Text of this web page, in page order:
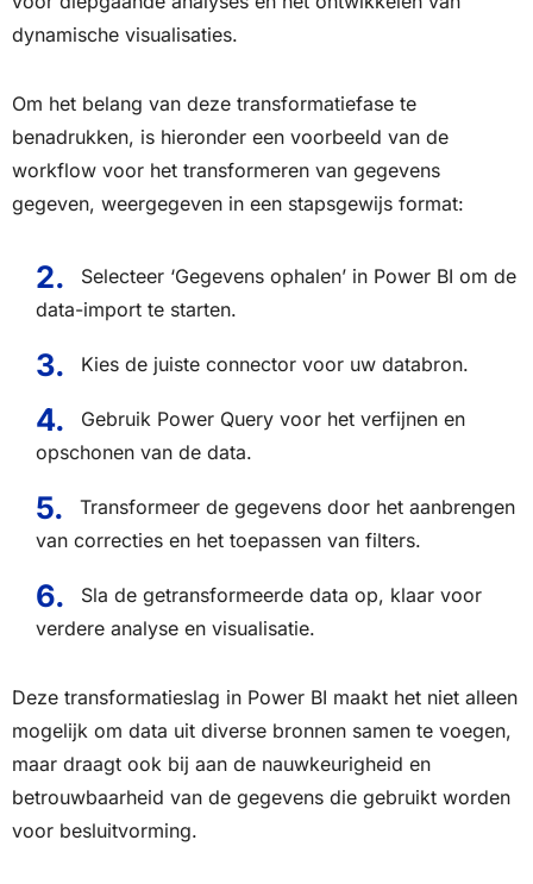
dynamische visualisaties.
Om het belang van deze transformatiefase te
benadrukken, is hieronder een voorbeeld van de
workflow voor het transformeren van gegevens
gegeven, weergegeven in een stapsgewijs format:
Selecteer ‘Gegevens ophalen’ in Power BI om de
data-import te starten.
Kies de juiste connector voor uw databron.
Gebruik Power Query voor het verfijnen en
opschonen van de data.
Transformeer de gegevens door het aanbrengen
van correcties en het toepassen van filters.
Sla de getransformeerde data op, klaar voor
verdere analyse en visualisatie.
Deze transformatieslag in Power BI maakt het niet alleen
mogelijk om data uit diverse bronnen samen te voegen,
maar draagt ook bij aan de nauwkeurigheid en
betrouwbaarheid van de gegevens die gebruikt worden
voor besluitvorming.